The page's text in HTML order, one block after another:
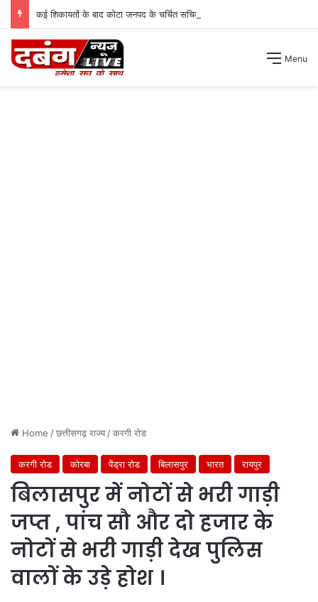
कई शिकायतों के बाद कोटा जनपद के चर्चित सचिव पंचायत से हटाए गए ।
Menu
Home /छत्तीसगढ़ राज्य/करगी रोड
करगी रोड कोरबा पेंड्रा रोड बिलासपुर भारत रायपुर
बिलासपुर में नोटों से भरी गाड़ी
जप्त , पांच सौ और दो हजार के
नोटों से भरी गाड़ी देख पुलिस
वालों के उड़े होश ।